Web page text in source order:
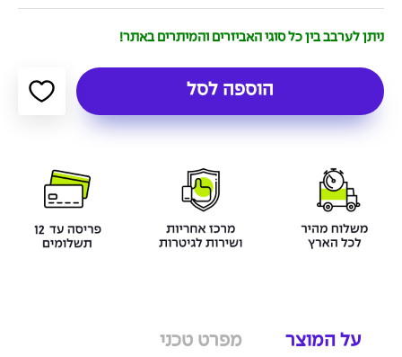
ניתן לערבב בין כל סוגי האביזרים והמיתרים באתר!
הוספה לסל
על המוצר מפרט טכני